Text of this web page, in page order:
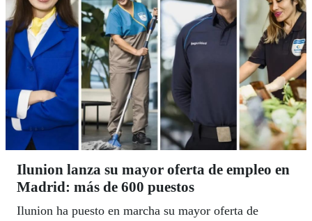
Ilunion lanza su mayor oferta de empleo en
Madrid: más de 600 puestos
Ilunion ha puesto en marcha su mayor oferta de